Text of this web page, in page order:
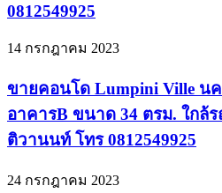
0812549925
14 กรกฎาคม 2023
ขายคอนโด Lumpini Ville น
อาคารB ขนาด 34 ตรม. ใกล้
ติวานนท์ โทร 0812549925
24 กรกฎาคม 2023